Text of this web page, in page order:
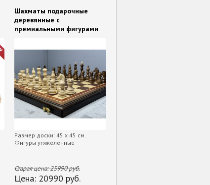
Шахматы подарочные
деревянные с
премиальными фигурами
Размер доски: 45 х 45 см.
Фигуры утяжеленные
Старая цена:25990руб.
Цена: 20990 руб.